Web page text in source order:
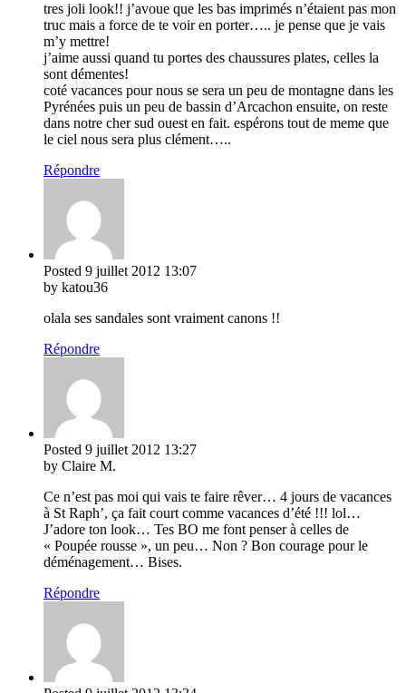
tres joli look!! j’avoue que les bas imprimés n’étaient pas mon
truc mais a force de te voir en porter….. je pense que je vais
m’y mettre!
j’aime aussi quand tu portes des chaussures plates, celles la
sont démentes!
coté vacances pour nous se sera un peu de montagne dans les
Pyrénées puis un peu de bassin d’Arcachon ensuite, on reste
dans notre cher sud ouest en fait. espérons tout de meme que
le ciel nous sera plus clément…..
Répondre
Posted 9 juillet 2012 13:07
by katou36
olala ses sandales sont vraiment canons !!
Répondre
Posted 9 juillet 2012 13:27
by Claire M.
Ce n’est pas moi qui vais te faire rêver… 4 jours de vacances
à St Raph’, ça fait court comme vacances d’été !!! lol…
J’adore ton look… Tes BO me font penser à celles de
« Poupée rousse », un peu… Non ? Bon courage pour le
déménagement… Bises.
Répondre